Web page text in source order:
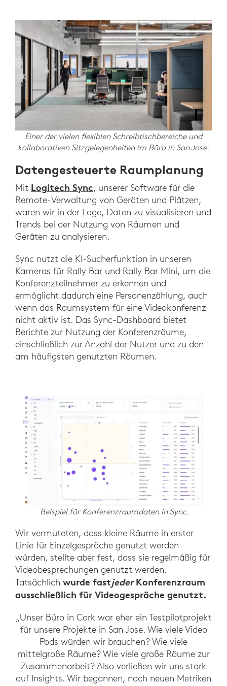
Einer der vielen flexiblen Schreibtischbereiche und
kollaborativen Sitzgelegenheiten im Büro in San Jose.
Datengesteuerte Raumplanung
Mit Logitech Sync, unserer Software für die
Remote-Verwaltung von Geräten und Plätzen,
waren wir in der Lage, Daten zu visualisieren und
Trends bei der Nutzung von Räumen und
Geräten zu analysieren.
Sync nutzt die KI-Sucherfunktion in unseren
Kameras für Rally Bar und Rally Bar Mini, um die
Konferenzteilnehmer zu erkennen und
ermöglicht dadurch eine Personenzählung, auch
wenn das Raumsystem für eine Videokonferenz
nicht aktiv ist. Das Sync-Dashboard bietet
Berichte zur Nutzung der Konferenzräume,
einschließlich zur Anzahl der Nutzer und zu den
am häufigsten genutzten Räumen.
Beispiel für Konferenzraumdaten in Sync.
Wir vermuteten, dass kleine Räume in erster
Linie für Einzelgespräche genutzt werden
würden, stellte aber fest, dass sie regelmäßig für
Videobesprechungen genutzt werden.
Tatsächlich wurde fastjederKonferenzraum
ausschließlich für Videogespräche genutzt.
„Unser Büro in Cork war eher ein Testpilotprojekt
für unsere Projekte in San Jose. Wie viele Video
Pods würden wir brauchen? Wie viele
mittelgroße Räume? Wie viele große Räume zur
Zusammenarbeit? Also verließen wir uns stark
auf Insights. Wir begannen, nach neuen Metriken